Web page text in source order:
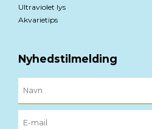
Ultraviolet lys
Akvarietips
Nyhedstilmelding